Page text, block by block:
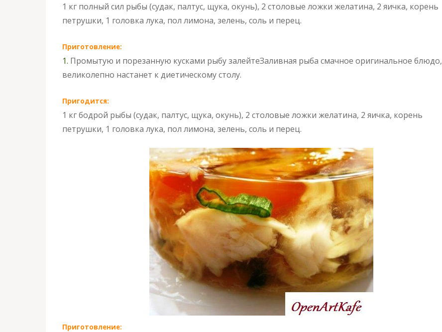
1 кг полный сил рыбы (судак, палтус, щука, окунь), 2 столовые ложки желатина, 2 яичка, корень
петрушки, 1 головка лука, пол лимона, зелень, соль и перец.
Приготовление:
1. Промытую и порезанную кусками рыбу залейтеЗаливная рыба смачное оригинальное блюдо,
великолепно настанет к диетическому столу.
Пригодится:
1 кг бодрой рыбы (судак, палтус, щука, окунь), 2 столовые ложки желатина, 2 яичка, корень
петрушки, 1 головка лука, пол лимона, зелень, соль и перец.
Приготовление: